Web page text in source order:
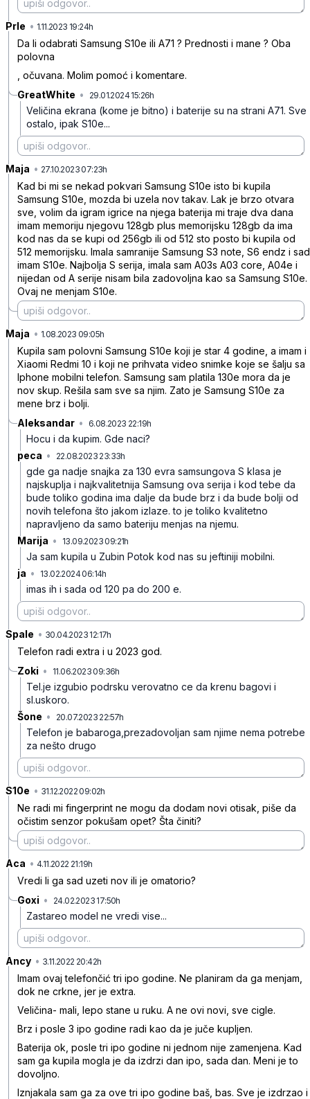
Prle • 1.11.2023 19:24h
Da li odabrati Samsung S10e ili A71 ? Prednosti i mane ? Oba
polovna
, očuvana. Molim pomoć i komentare.
GreatWhite • 29.01.2024 15:26h
Veličina ekrana (kome je bitno) i baterije su na strani A71. Sve
ostalo, ipak S10e...
Maja • 27.10.2023 07:23h
Kad bi mi se nekad pokvari Samsung S10e isto bi kupila
Samsung S10e, mozda bi uzela nov takav. Lak je brzo otvara
sve, volim da igram igrice na njega baterija mi traje dva dana
imam memoriju njegovu 128gb plus memorijsku 128gb da ima
kod nas da se kupi od 256gb ili od 512 sto posto bi kupila od
512 memorijsku. Imala samranije Samsung S3 note, S6 endz i sad
imam S10e. Najbolja S serija, imala sam A03s A03 core, A04e i
nijedan od A serije nisam bila zadovoljna kao sa Samsung S10e.
Ovaj ne menjam S10e.
Maja • 1.08.2023 09:05h
Kupila sam polovni Samsung S10e koji je star 4 godine, a imam i
Xiaomi Redmi 10 i koji ne prihvata video snimke koje se šalju sa
Iphone mobilni telefon. Samsung sam platila 130e mora da je
nov skup. Rešila sam sve sa njim. Zato je Samsung S10e za
mene brz i bolji.
Aleksandar • 6.08.2023 22:19h
Hocu i da kupim. Gde naci?
peca • 22.08.2023 23:33h
gde ga nadje snajka za 130 evra samsungova S klasa je
najskuplja i najkvalitetnija Samsung ova serija i kod tebe da
bude toliko godina ima dalje da bude brz i da bude bolji od
novih telefona što jakom izlaze. to je toliko kvalitetno
napravljeno da samo bateriju menjas na njemu.
Marija • 13.09.2023 09:21h
Ja sam kupila u Zubin Potok kod nas su jeftiniji mobilni.
ja • 13.02.2024 06:14h
imas ih i sada od 120 pa do 200 e.
Spale • 30.04.2023 12:17h
Telefon radi extra i u 2023 god.
Zoki • 11.06.2023 09:36h
Tel.je izgubio podrsku verovatno ce da krenu bagovi i
sl.uskoro.
Šone • 20.07.2023 22:57h
Telefon je babaroga,prezadovoljan sam njime nema potrebe
za nešto drugo
S10e • 31.12.2022 09:02h
Ne radi mi fingerprint ne mogu da dodam novi otisak, piše da
očistim senzor pokušam opet? Šta činiti?
Aca • 4.11.2022 21:19h
Vredi li ga sad uzeti nov ili je omatorio?
Goxi • 24.02.2023 17:50h
Zastareo model ne vredi vise...
Ancy • 3.11.2022 20:42h
Imam ovaj telefončić tri ipo godine. Ne planiram da ga menjam,
dok ne crkne, jer je extra.
Veličina- mali, lepo stane u ruku. A ne ovi novi, sve cigle.
Brz i posle 3 ipo godine radi kao da je juče kupljen.
Baterija ok, posle tri ipo godine ni jednom nije zamenjena. Kad
sam ga kupila mogla je da izdrzi dan ipo, sada dan. Meni je to
dovoljno.
Iznjakala sam ga za ove tri ipo godine baš, bas. Sve je izdrzao i